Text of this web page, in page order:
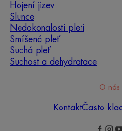
Hojení jizev
Slunce
Nedokonalosti pleti
Smíšená pleť
Suchá pleť
Suchost a dehydratace
O nás
KontaktČasto